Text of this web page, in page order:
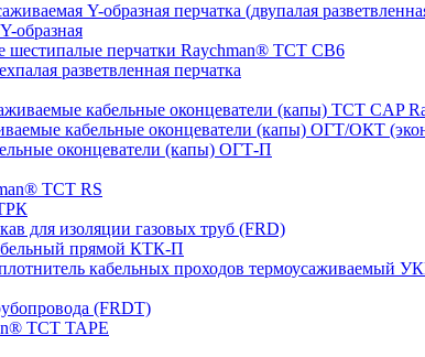
Y-образная перчатка (двупалая
образная
шестипалые перчатки Raychman® ТСТ СВ6
разветвленная перчатка
кабельные оконцеватели (капы) ТCT CAP
кабельные оконцеватели (капы) ОГТ/ОКТ
оконцеватели (капы) ОГТ-П
TCT RS
для изоляции газовых труб (FRD)
прямой КТК-П
кабельных проходов термоусаживаемый
(FRDT)
TCT TAPE